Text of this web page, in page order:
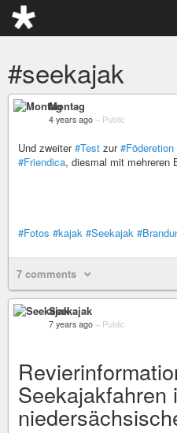
#seekajak
Montag
4 years ago – Public
Und zweiter#Test zur#Föderetion
#Friendica, diesmal mit mehreren
#Fotos #kajak #Seekajak
7 comments
Seekajak
7 years ago – Public
Seekajakfahren